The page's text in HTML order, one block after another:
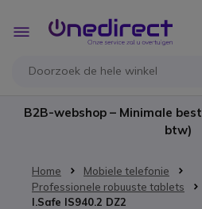
Toggle
Nav
B2B-webshop – Minimale
btw)
Home
Mobiele telefonie
Professionele robuuste tablets
I.Safe IS940.2 DZ2